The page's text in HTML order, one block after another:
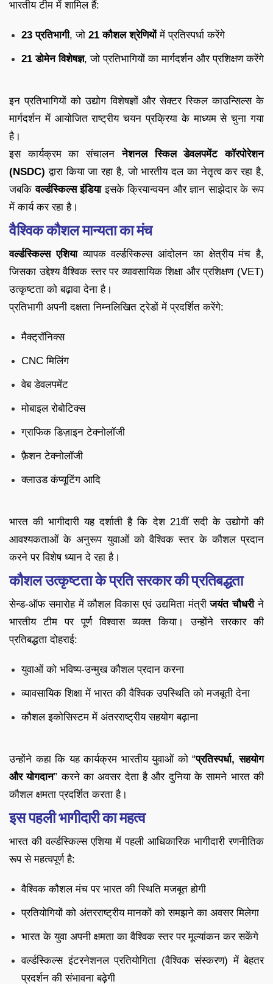
भारतीय टीम में शामिल हैं:
23 प्रतिभागी, जो 21 कौशल श्रेणियोंमें प्रतिस्पर्धा करेंगे
21 डोमेन विशेषज्ञ, जो प्रतिभागियों का मार्गदर्शन और प्रशिक्षण करेंगे
इन प्रतिभागियों को उद्योग विशेषज्ञों और सेक्टर स्किल काउन्सिल्स के
मार्गदर्शन में आयोजित राष्ट्रीय चयन प्रक्रिया के माध्यम से चुना गया
है।
इस कार्यक्रम का संचालननेशनल स्किल डेवलपमेंट कॉरपोरेशन
(NSDC) द्वारा किया जा रहा है, जो भारतीय दल का नेतृत्व कर रहा है,
जबकिवर्ल्डस्किल्स इंडियाइसके क्रियान्वयन और ज्ञान साझेदार के रूप
में कार्य कर रहा है।
वैश्विक कौशल मान्यता का मंच
वर्ल्डस्किल्स एशियाव्यापक वर्ल्डस्किल्स आंदोलन का क्षेत्रीय मंच है,
जिसका उद्देश्य वैश्विक स्तर पर व्यावसायिक शिक्षा और प्रशिक्षण (VET)
उत्कृष्टता को बढ़ावा देना है।
प्रतिभागी अपनी दक्षता निम्नलिखित ट्रेडों में प्रदर्शित करेंगे:
मैक्ट्रॉनिक्स
CNC मिलिंग
वेब डेवलपमेंट
मोबाइल रोबोटिक्स
ग्राफिक डिज़ाइन टेक्नोलॉजी
फ़ैशन टेक्नोलॉजी
क्लाउड कंप्यूटिंग आदि
भारत की भागीदारी यह दर्शाती है कि देश 21वीं सदी के उद्योगों की
आवश्यकताओं के अनुरूप युवाओं को वैश्विक स्तर के कौशल प्रदान
करने पर विशेष ध्यान दे रहा है।
कौशल उत्कृष्टता के प्रति सरकार की प्रतिबद्धता
सेन्ड-ऑफ समारोह में कौशल विकास एवं उद्यमिता मंत्रीजयंत चौधरीने
भारतीय टीम पर पूर्ण विश्वास व्यक्त किया। उन्होंने सरकार की
प्रतिबद्धता दोहराई:
युवाओं को भविष्य-उन्मुख कौशल प्रदान करना
व्यावसायिक शिक्षा में भारत की वैश्विक उपस्थिति को मजबूती देना
कौशल इकोसिस्टम में अंतरराष्ट्रीय सहयोग बढ़ाना
उन्होंने कहा कि यह कार्यक्रम भारतीय युवाओं को “प्रतिस्पर्धा, सहयोग
और योगदान” करने का अवसर देता है और दुनिया के सामने भारत की
कौशल क्षमता प्रदर्शित करता है।
इस पहली भागीदारी का महत्व
भारत की वर्ल्डस्किल्स एशिया में पहली आधिकारिक भागीदारी रणनीतिक
रूप से महत्वपूर्ण है:
वैश्विक कौशल मंच पर भारत की स्थिति मजबूत होगी
प्रतियोगियों को अंतरराष्ट्रीय मानकों को समझने का अवसर मिलेगा
भारत के युवा अपनी क्षमता का वैश्विक स्तर पर मूल्यांकन कर सकेंगे
वर्ल्डस्किल्स इंटरनेशनल प्रतियोगिता (वैश्विक संस्करण) में बेहतर
प्रदर्शन की संभावना बढ़ेगी